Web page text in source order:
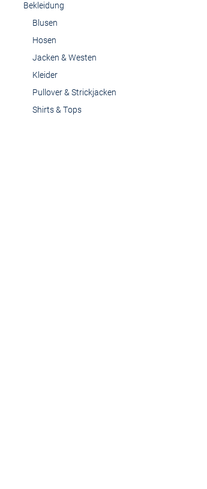
Bekleidung
Blusen
Hosen
Jacken & Westen
Kleider
Pullover & Strickjacken
Shirts & Tops